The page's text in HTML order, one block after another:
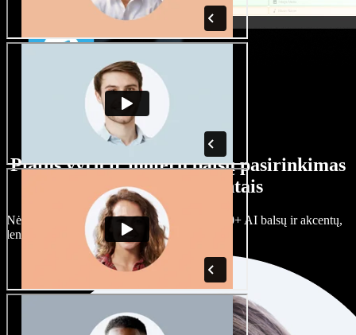
Platus vyrų ir moterų balsų pasirinkimas
su įvairiais akcentais
Nėra dviejų vienodų projektų. Rinkitės iš 100+ AI balsų ir akcentų,
lengvai juos prisitaikykite.